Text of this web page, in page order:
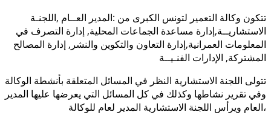
تتكون وكالة التعمير لتونس الكبرى من :المدير العــام ,اللجنـة
الاستشاريــة,إدارة مساعدة الجماعات المحلية,إدارة التصرف في
المعلومات العمرانية,إدارة التعاون والتكوين والنشر, إدارة المصالح
المشتركة, الإدارات الفنـيــة
تتولى اللجنة الاستشارية النظر في المسائل المتعلقة بأنشطة الوكالة
وفي تقرير نشاطها وكذلك في كل المسائل التي يعرضها عليها المدير
العام ويرأس اللجنة الاستشارية المدير لعام للوكالة،